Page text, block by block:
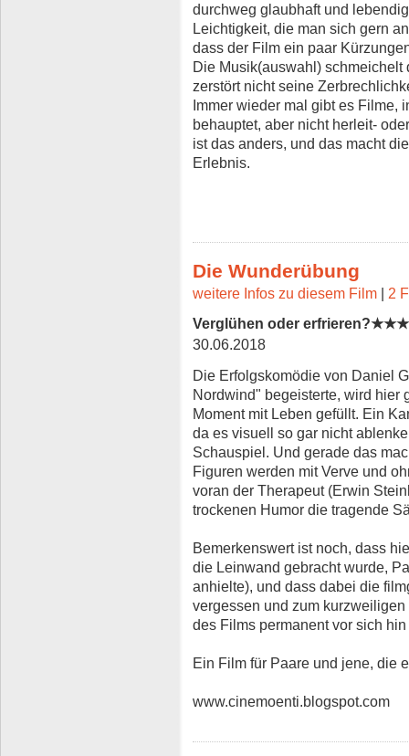
durchweg glaubhaft und
Leichtigkeit, die man sich gern
dass der Film ein paar
Die Musik(auswahl) schmeichelt
zerstört nicht seine
Immer wieder mal gibt es
behauptet, aber nicht herleit-
ist das anders, und das macht
Erlebnis.
Die Wunderübung
weitere Infos zu diesem Film | 2
Verglühen oder
30.06.2018
Die Erfolgskomödie von Daniel
Nordwind" begeisterte, wird hier
Moment mit Leben gefüllt. Ein
da es visuell so gar nicht
Schauspiel. Und gerade das
Figuren werden mit Verve und
voran der Therapeut (Erwin
trockenen Humor die tragende
Bemerkenswert ist noch, dass
die Leinwand gebracht wurde,
anhielte), und dass dabei die
vergessen und zum
des Films permanent vor sich
Ein Film für Paare und jene, die
www.cinemoenti.blogspot.com